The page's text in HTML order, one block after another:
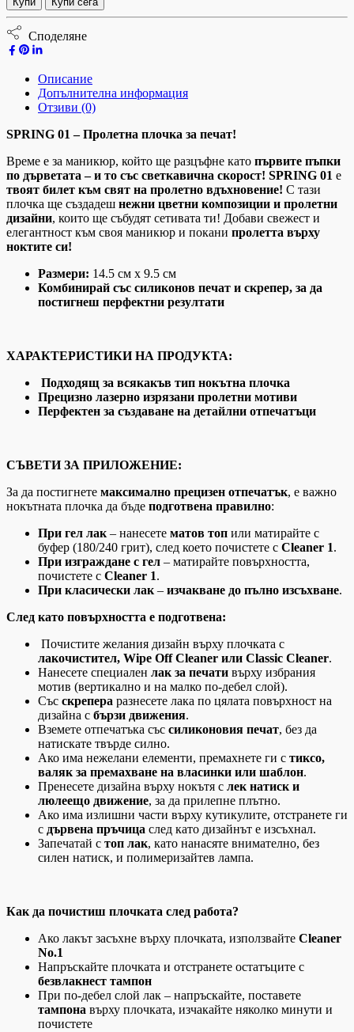
Споделяне
Описание
Допълнителна информация
Отзиви (0)
SPRING 01 – Пролетна плочка за печат!
Време е за маникюр, който ще разцъфне като първите пъпки
по дърветата – и то със светкавична скорост! SPRING 01 е
твоят билет към свят на пролетно вдъхновение! С тази
плочка ще създадеш нежни цветни композиции и пролетни
дизайни, които ще събудят сетивата ти! Добави свежест и
елегантност към своя маникюр и покани пролетта върху
ноктите си!
Размери: 14.5 см x 9.5 см
Комбинирай със силиконов печат и скрепер, за да
постигнеш перфектни резултати
ХАРАКТЕРИСТИКИ НА ПРОДУКТА:
Подходящ за всякакъв тип нокътна плочка
Прецизно лазерно изрязани пролетни мотиви
Перфектен за създаване на детайлни отпечатъци
СЪВЕТИ ЗА ПРИЛОЖЕНИЕ:
За да постигнете максимално прецизен отпечатък, е важно
нокътната плочка да бъде подготвена правилно:
При гел лак – нанесете матов топ или матирайте с
буфер (180/240 грит), след което почистете с Cleaner 1.
При изграждане с гел – матирайте повърхността,
почистете с Cleaner 1.
При класически лак – изчакване до пълно изсъхване.
След като повърхността е подготвена:
Почистите желания дизайн върху плочката с
лакочистител, Wipe Off Cleaner или Classic Cleaner.
Нанесете специален лак за печати върху избрания
мотив (вертикално и на малко по-дебел слой).
Със скрепера разнесете лака по цялата повърхност на
дизайна с бързи движения.
Вземете отпечатъка със силиконовия печат, без да
натискате твърде силно.
Ако има нежелани елементи, премахнете ги с тиксо,
валяк за премахване на власинки или шаблон.
Пренесете дизайна върху нокътя с лек натиск и
люлеещо движение, за да прилепне плътно.
Ако има излишни части върху кутикулите, отстранете ги
с дървена пръчица след като дизайнът е изсъхнал.
Запечатай с топ лак, като нанасяте внимателно, без
силен натиск, и полимеризайтев лампа.
Как да почистиш плочката след работа?
Ако лакът засъхне върху плочката, използвайте Cleaner
No.1
Напръскайте плочката и отстранете остатъците с
безвлакнест тампон
При по-дебел слой лак – напръскайте, поставете
тампона върху плочката, изчакайте няколко минути и
почистете